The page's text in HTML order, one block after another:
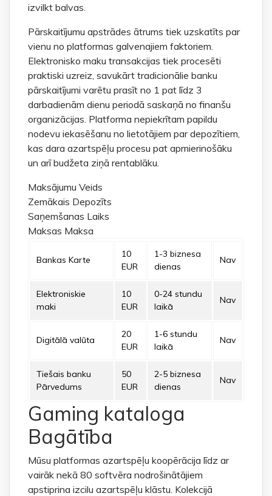
izvilkt balvas.
Pārskaitījumu apstrādes ātrums tiek uzskatīts par
vienu no platformas galvenajiem faktoriem.
Elektronisko maku transakcijas tiek procesēti
praktiski uzreiz, savukārt tradicionālie banku
pārskaitījumi varētu prasīt no 1 pat līdz 3
darbadienām dienu periodā saskaņā no finanšu
organizācijas. Platforma nepiekrītam papildu
nodevu iekasēšanu no lietotājiem par depozītiem,
kas dara azartspēļu procesu pat apmierinošāku
un arī budžeta ziņā rentablāku.
Maksājumu Veids
Zemākais Depozīts
Saņemšanas Laiks
Maksas Maksa
Bankas Karte
10
EUR
1-3 biznesa
dienas
Nav
Elektroniskie
maki
10
EUR
0-24 stundu
laikā
Nav
Digitālā valūta
20
EUR
1-6 stundu
laikā
Nav
Tiešais banku
Pārvedums
50
EUR
2-5 biznesa
dienas
Nav
Gaming kataloga
Bagātība
Mūsu platformas azartspēļu koopērācija līdz ar
vairāk nekā 80 softvēra nodrošinātājiem
apstiprina izcilu azartspēļu klāstu. Kolekcijā